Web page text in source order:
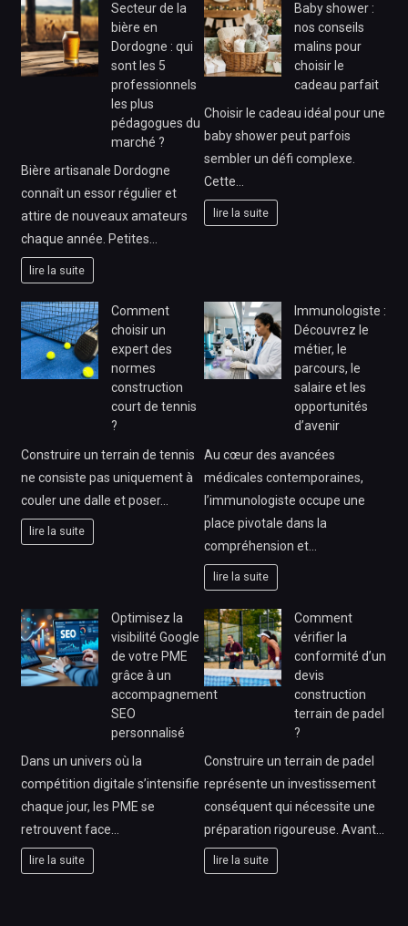
Secteur de la
bière en
Dordogne : qui
sont les 5
professionnels
les plus
pédagogues du
marché ?
Bière artisanale Dordogne
connaît un essor régulier et
attire de nouveaux amateurs
chaque année. Petites…
lire la suite
Baby shower :
nos conseils
malins pour
choisir le
cadeau parfait
Choisir le cadeau idéal pour une
baby shower peut parfois
sembler un défi complexe.
Cette…
lire la suite
Comment
choisir un
expert des
normes
construction
court de tennis
?
Construire un terrain de tennis
ne consiste pas uniquement à
couler une dalle et poser…
lire la suite
Immunologiste :
Découvrez le
métier, le
parcours, le
salaire et les
opportunités
d’avenir
Au cœur des avancées
médicales contemporaines,
l’immunologiste occupe une
place pivotale dans la
compréhension et…
lire la suite
Optimisez la
visibilité Google
de votre PME
grâce à un
accompagnement
SEO
personnalisé
Dans un univers où la
compétition digitale s’intensifie
chaque jour, les PME se
retrouvent face…
lire la suite
Comment
vérifier la
conformité d’un
devis
construction
terrain de padel
?
Construire un terrain de padel
représente un investissement
conséquent qui nécessite une
préparation rigoureuse. Avant…
lire la suite